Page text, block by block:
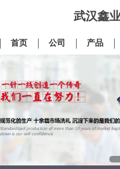
武汉鑫
首页 公司 产品